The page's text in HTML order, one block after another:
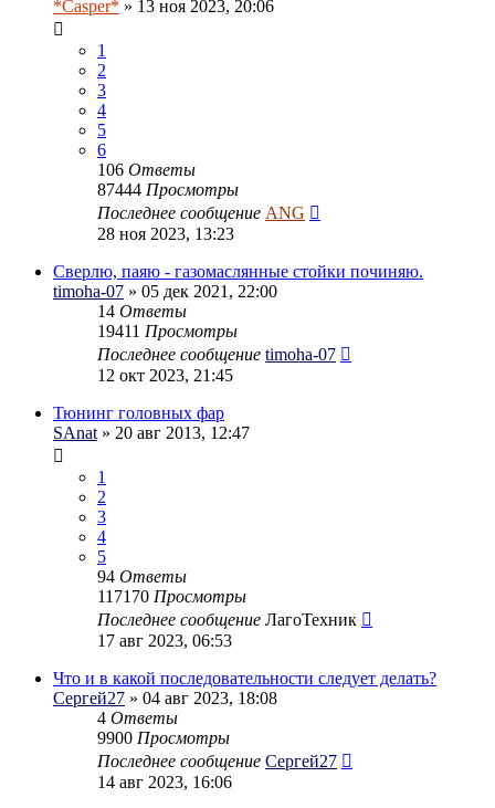
*Casper* » 13 ноя 2023, 20:06
1
2
3
4
5
6
106 Ответы
87444 Просмотры
Последнее сообщение ANG
28 ноя 2023, 13:23
Сверлю, паяю - газомаслянные стойки починяю.
timoha-07 » 05 дек 2021, 22:00
14 Ответы
19411 Просмотры
Последнее сообщение timoha-07
12 окт 2023, 21:45
Тюнинг головных фар
SAnat » 20 авг 2013, 12:47
1
2
3
4
5
94 Ответы
117170 Просмотры
Последнее сообщение ЛагоТехник
17 авг 2023, 06:53
Что и в какой последовательности следует делать?
Сергей27 » 04 авг 2023, 18:08
4 Ответы
9900 Просмотры
Последнее сообщение Сергей27
14 авг 2023, 16:06